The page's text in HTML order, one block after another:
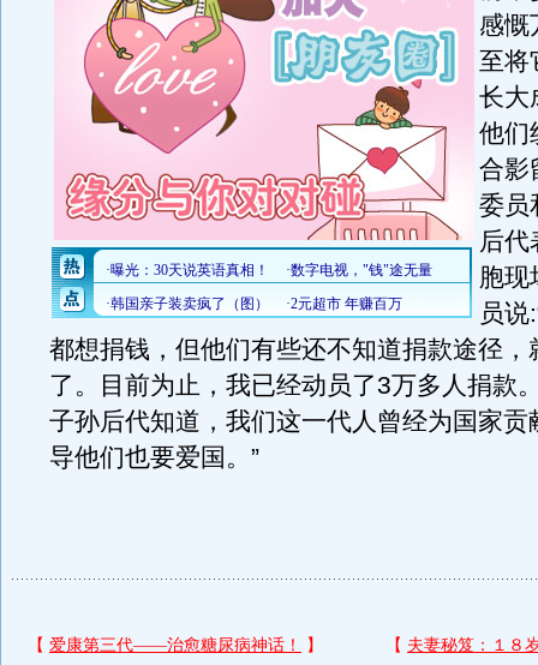
感慨
至将
长大
他们
合影
委员
后代
胞现
员说
都想捐钱，但他们有些还不知道捐款途径，
了。目前为止，我已经动员了3万多人捐款
子孙后代知道，我们这一代人曾经为国家贡
导他们也要爱国。”